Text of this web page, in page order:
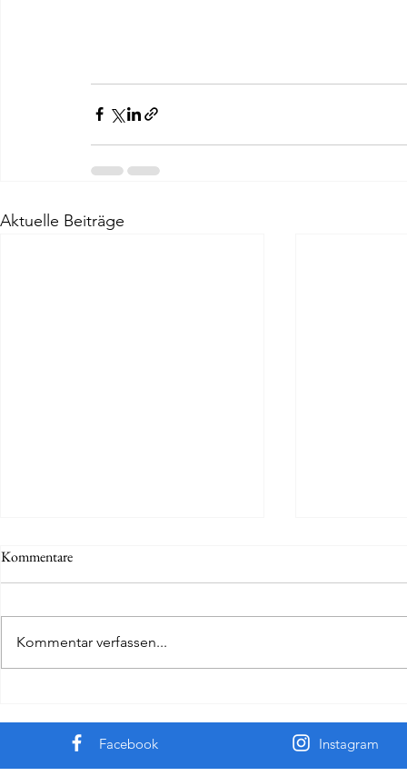
Aktuelle Beiträge
ganze Geschichte" jetzt online!
Kommentare
Kommentar verfassen...
Facebook Instagram